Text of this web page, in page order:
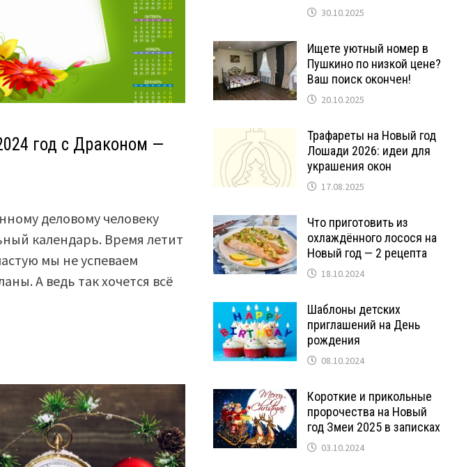
год с Драконом —
деловому человеку
календарь. Время летит
мы не успеваем
А ведь так хочется всё
30.10.2025
Ищете уютный номер в
Пушкино по низкой цене?
Ваш поиск окончен!
20.10.2025
Трафареты на Новый год
Лошади 2026: идеи для
украшения окон
17.08.2025
Что приготовить из
охлаждённого лосося на
Новый год — 2 рецепта
18.10.2024
Шаблоны детских
приглашений на День
рождения
08.10.2024
Короткие и прикольные
пророчества на Новый
год Змеи 2025 в записках
03.10.2024